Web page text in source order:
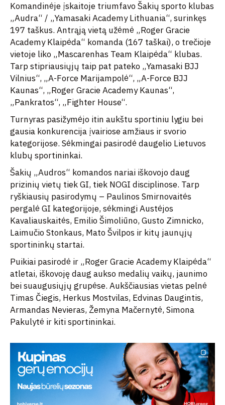
Komandinėje įskaitoje triumfavo Šakių sporto klubas
„Audra“ / „Yamasaki Academy Lithuania“, surinkęs
197 taškus. Antrąją vietą užėmė „Roger Gracie
Academy Klaipėda“ komanda (167 taškai), o trečioje
vietoje liko „Mascarenhas Team Klaipėda“ klubas.
Tarp stipriausiųjų taip pat pateko „Yamasaki BJJ
Vilnius“, „A-Force Marijampolė“, „A-Force BJJ
Kaunas“, „Roger Gracie Academy Kaunas“,
„Pankratos“, „Fighter House“.
Turnyras pasižymėjo itin aukštu sportiniu lygiu bei
gausia konkurencija įvairiose amžiaus ir svorio
kategorijose. Sėkmingai pasirodė daugelio Lietuvos
klubų sportininkai.
Šakių „Audros“ komandos nariai iškovojo daug
prizinių vietų tiek GI, tiek NOGI disciplinose. Tarp
ryškiausių pasirodymų – Paulinos Smirnovaitės
pergalė GI kategorijoje, sėkmingi Austėjos
Kavaliauskaitės, Emilio Šimoliūno, Gusto Zimnicko,
Laimučio Stonkaus, Mato Švilpos ir kitų jaunųjų
sportininkų startai.
Puikiai pasirodė ir „Roger Gracie Academy Klaipėda“
atletai, iškovoję daug aukso medalių vaikų, jaunimo
bei suaugusiųjų grupėse. Aukščiausias vietas pelnė
Timas Čiegis, Herkus Mostvilas, Edvinas Daugintis,
Armandas Nevieras, Žemyna Mačernytė, Simona
Pakulytė ir kiti sportininkai.